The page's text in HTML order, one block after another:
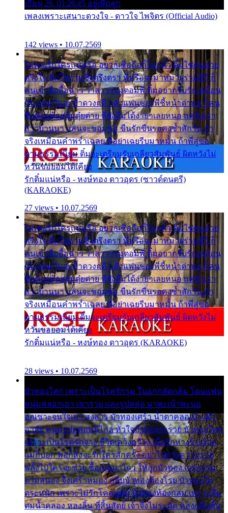
เถื่อน 26. 01:26:45 อยู่เพื่อลูก
เพลงเพราะเสนาะดวงใจ - ดาวใจ ไพจิตร (Official Audio)
142 views • 10.07.2569
ไม่เคยรักใครแน่หรือ อยากเชื่อถือก็ไม่กล้า ติ๋มใช่คนสวย
ตรึงใจ ติ๋มใช่งามซึ้งตรึงตรา พี่หรือจะมาหมายร่วมชีวี ก็
คนเขาลืออื้อฉาว ว่าสาวๆรุมตอมพี่ ติ๋มอยากรับรักเหมือน
กัน แต่หวั่นจะช้ำดวงฤดี กลัวแฟนของพี่ชี้หน้าด่าทอ ก็คน
ชื่อต๋อยต้อยตุ้มตุ๋ยต่าย พี่ยังลืมได้ง่ายๆเลยหนอ แค่ตัวเรา
สาวบ้านนา แสนจะซอมซ่อ ขืนรักขืนรอคงช้ำสักวัน ถ้า
จริงเหมือนคำพร่ำเฉลย พี่อย่าเฉยรีบมาหมั้น ถ้าพี่สู่ขอ
ตามธรรมเนียม ติ๋มจะเตรียมรับเกลียวสัมพันธ์ ผิดหวังไม่
หวั่นขอยอมได้เคียง
รักติ๋มแน่หรือ - หงษ์ทอง ดาวอุดร (ซาวด์ดนตรี)
(KARAOKE)
27 views • 10.07.2569
ไม่เคยรักใครแน่หรือ อยากเชื่อถือก็ไม่กล้า ติ๋มใช่คนสวย
ตรึงใจ ติ๋มใช่งามซึ้งตรึงตรา พี่หรือจะมาหมายร่วมชีวี ก็
คนเขาลืออื้อฉาว ว่าสาวๆรุมตอมพี่ ติ๋มอยากรับรักเหมือน
กัน แต่หวั่นจะช้ำดวงฤดี กลัวแฟนของพี่ชี้หน้าด่าทอ ก็คน
ชื่อต๋อยต้อยตุ้มตุ๋ยต่าย พี่ยังลืมได้ง่ายๆเลยหนอ แค่ตัวเรา
สาวบ้านนา แสนจะซอมซ่อ ขืนรักขืนรอคงช้ำสักวัน ถ้า
จริงเหมือนคำพร่ำเฉลย พี่อย่าเฉยรีบมาหมั้น ถ้าพี่สู่ขอ
ตามธรรมเนียม ติ๋มจะเตรียมรับเกลียวสัมพันธ์ ผิดหวังไม่
หวั่นขอยอมได้เคียง
รักติ๋มแน่หรือ - หงษ์ทอง ดาวอุดร (KARAOKE)
28 views • 10.07.2569
บัวทองโศก เพราะเป็นโรครักรุม ในอกกลัดกลุ้ม โดนแฟน
หนุ่มหลอกเอา เขารวย และรูปหล่อ มาพะเน้าพะนอ
ออเซาะจนใจเบา สงสาร บัวทองเศร้า น้ำตาคลอเบ้า เฝ้า
อาลัย หนุ่มรูปหล่อหนีไกล หัวใจบัวทองระรวย บัวทองโศก
เพราะเป็นโรครักจาง ชีวิตเคว้งคว้าง เมื่อรักห่างร้างไกล
แม่ก็บอก พ่อก็สั่งจะรักใครสักครั้ง อย่าไปหวังความรวย
พลั้งไปใครจะช่วย ซื้อเปลมาไกว ให้ลูกบัวทอง เวรกรรม
ตามสนอง จึงเศร้าหมอง กลีบบัวทองต้องโรย บัวทองไม่
ตระหนัก เพราะไม่รักโคลนตม บัวทองท้องกลม เพราะลืม
ตมน้ำคลอง หลงลิ้น ที่สิ้นสัตย์ เจ้าจึงไม่ระมัด หลงกลิ่นลิ้น